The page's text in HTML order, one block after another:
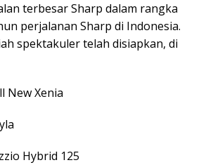
terbesar Sharp dalam rangka
perjalanan Sharp di Indonesia.
spektakuler telah disiapkan, di
New Xenia
Hybrid 125